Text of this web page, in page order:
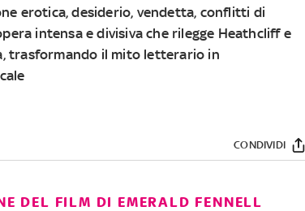
erotica, desiderio, vendetta, conflitti di
intensa e divisiva che rilegge Heathcliff e
trasformando il mito letterario in
CONDIVIDI
DEL FILM DI EMERALD FENNELL